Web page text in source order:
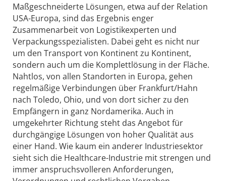
Maßgeschneiderte Lösungen, etwa auf der Relation
USA-Europa, sind das Ergebnis enger
Zusammenarbeit von Logistikexperten und
Verpackungsspezialisten. Dabei geht es nicht nur
um den Transport von Kontinent zu Kontinent,
sondern auch um die Komplettlösung in der Fläche.
Nahtlos, von allen Standorten in Europa, gehen
regelmäßige Verbindungen über Frankfurt/Hahn
nach Toledo, Ohio, und von dort sicher zu den
Empfängern in ganz Nordamerika. Auch in
umgekehrter Richtung steht das Angebot für
durchgängige Lösungen von hoher Qualität aus
einer Hand. Wie kaum ein anderer Industriesektor
sieht sich die Healthcare-Industrie mit strengen und
immer anspruchsvolleren Anforderungen,